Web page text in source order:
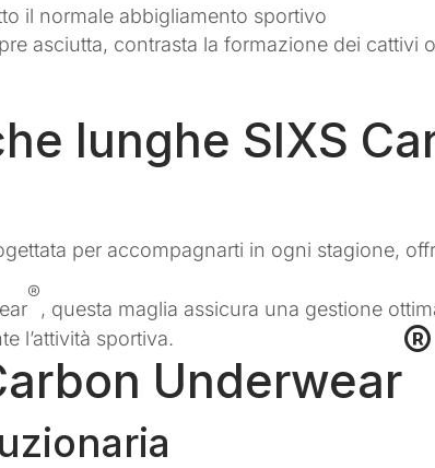
il normale abbigliamento sportivo
asciutta, contrasta la formazione dei cattivi
lunghe SIXS
per accompagnarti in ogni stagione,
®
, questa maglia assicura una gestione
l’attività sportiva.
Underwear
®